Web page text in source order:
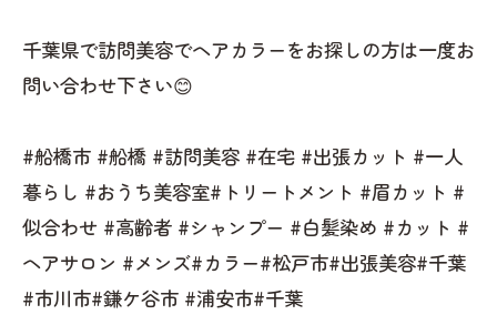
千葉県で訪問美容でヘアカラーをお探しの方は一度お
問い合わせ下さい😊
#船橋市 #船橋 #訪問美容 #在宅 #出張カット #一人
暮らし #おうち美容室#トリートメント #眉カット #
似合わせ #高齢者 #シャンプー #白髪染め #カット #
ヘアサロン #メンズ#カラー#松戸市#出張美容#千葉
#市川市#鎌ケ谷市 #浦安市#千葉